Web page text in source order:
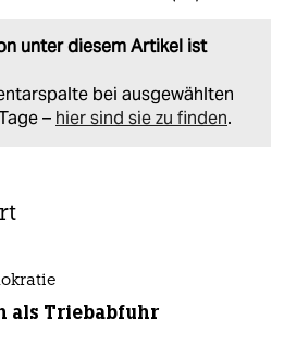
unter diesem Artikel ist
bei ausgewählten
– hier sind sie zu finden.
als Triebabfuhr